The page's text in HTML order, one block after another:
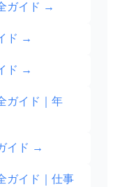
ガイド →
ド →
ド →
ガイド｜年
イド →
ガイド｜仕事